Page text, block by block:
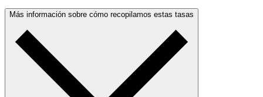
Más información sobre cómo recopilamos estas tasas